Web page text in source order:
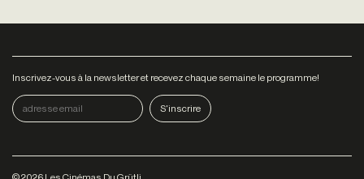
Inscrivez-vous à la newsletter et recevez chaque semaine le programme!